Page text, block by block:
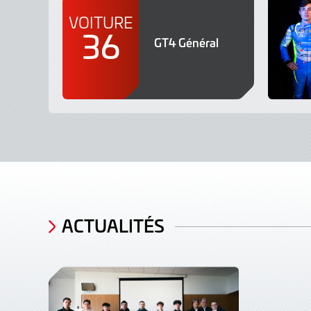
VOITURE
36 GT4 Général
ACTUALITÉS